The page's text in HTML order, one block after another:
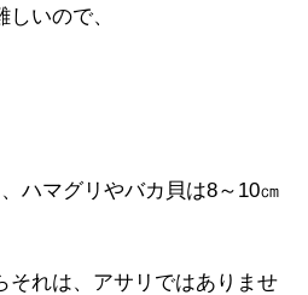
いので、
ハマグリやバカ貝は8～10㎝
それは、アサリではありませ